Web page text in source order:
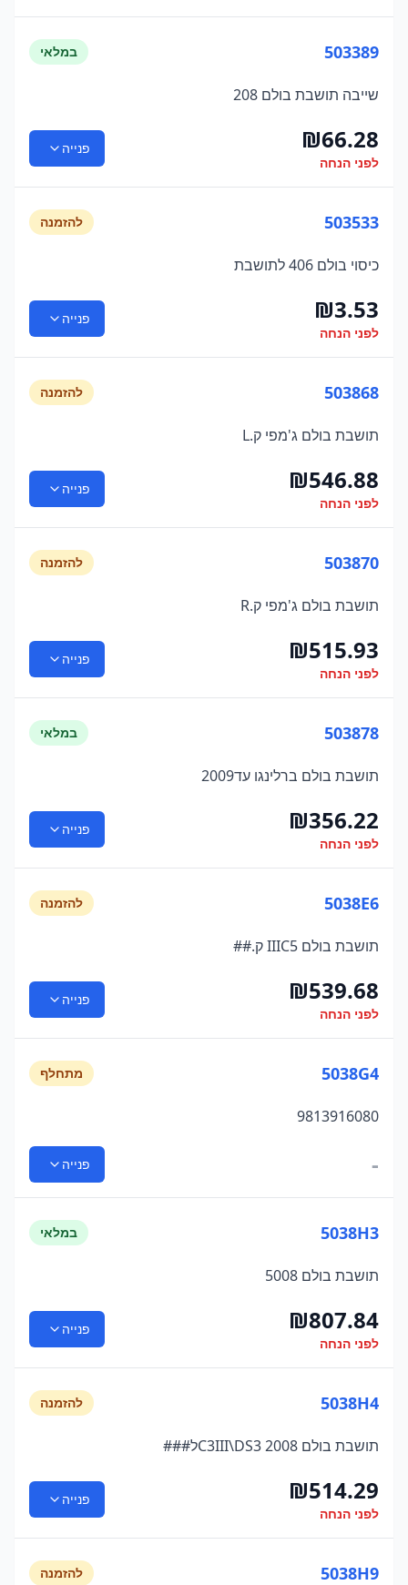
503389 במלאי
שייבה תושבת בולם 208
₪66.28
לפני הנחה
פנייה
503533 להזמנה
כיסוי בולם 406 לתושבת
₪3.53
לפני הנחה
פנייה
503868 להזמנה
תושבת בולם ג'מפי ק.L
₪546.88
לפני הנחה
פנייה
503870 להזמנה
תושבת בולם ג'מפי ק.R
₪515.93
לפני הנחה
פנייה
503878 במלאי
תושבת בולם ברלינגו עד2009
₪356.22
לפני הנחה
פנייה
5038E6 להזמנה
תושבת בולם IIIC5 ק.##
₪539.68
לפני הנחה
פנייה
5038G4 מתחלף
9813916080
- פנייה
5038H3 במלאי
תושבת בולם 5008
₪807.84
לפני הנחה
פנייה
5038H4 להזמנה
תושבת בולם C3III\DS3 2008ל###
₪514.29
לפני הנחה
פנייה
5038H9 להזמנה